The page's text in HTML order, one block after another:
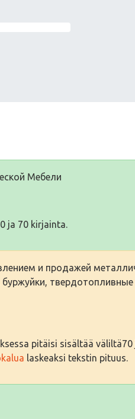
Мебели
ja 70 kirjainta.
и продажей
твердотопливные
pitäisi sisältää
laskeaksi tekstin pituus.